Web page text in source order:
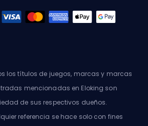
los títulos de juegos, marcas y marcas
mencionadas en Eloking son
de sus respectivos dueños.
referencia se hace solo con fines